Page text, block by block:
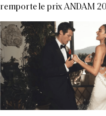
remporte le prix ANDAM